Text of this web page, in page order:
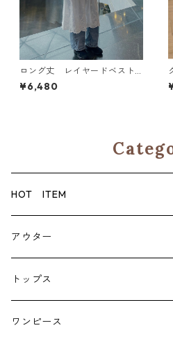
ロング丈 レイヤードベスト
N VB101
¥6,480
HOT ITEM
アウター
コート
ジャケット
トップス
ブラウス・シャツ
ワンピース